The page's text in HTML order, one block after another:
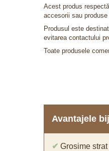
Acest produs
accesorii sau
Produsul este
evitarea contactului
Toate produsele
Avantajele
✔ Grosime